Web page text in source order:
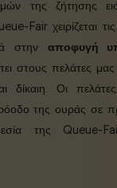
της ζήτησης
Fair χειρίζεται
στην αποφυγή
στους πελάτες
δίκαιη. Οι
της ουράς σε
της Queue-